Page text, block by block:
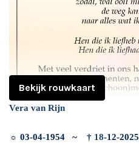
Bekijk rouwkaart
Vera van Rijn
☼ 03-04-1954 ~ † 18-12-2025